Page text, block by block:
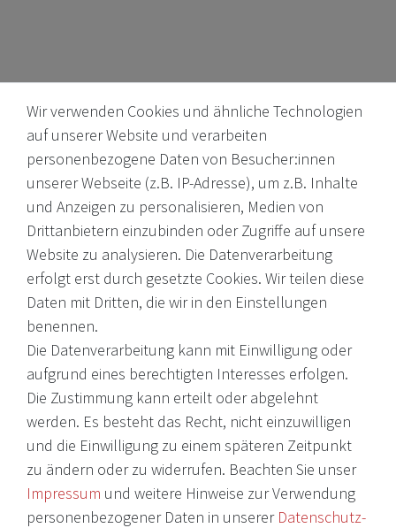
Internationale Weine, Brände, Feinkost & mehr. Entdecken Sie
unser Sortiment online oder in unserem Ladengeschäft. Wenn
Sie Fragen haben, wenden Sie sich an uns.
EMail: shop@victoria-weine.com
Telefon: +49 (0)7931 56 34 11
© 2026 Copyright Victoria Weine
Impressum
Daten­schutz­erklärung
AGB
Barrierefreiheitserklärung
Wir verwenden Cookies und ähnliche Technologien
auf unserer Website und verarbeiten
personenbezogene Daten von Besucher:innen
unserer Webseite (z.B. IP-Adresse), um z.B. Inhalte
und Anzeigen zu personalisieren, Medien von
Drittanbietern einzubinden oder Zugriffe auf unsere
Website zu analysieren. Die Datenverarbeitung
erfolgt erst durch gesetzte Cookies. Wir teilen diese
Daten mit Dritten, die wir in den Einstellungen
benennen.
Die Datenverarbeitung kann mit Einwilligung oder
aufgrund eines berechtigten Interesses erfolgen.
Die Zustimmung kann erteilt oder abgelehnt
werden. Es besteht das Recht, nicht einzuwilligen
und die Einwilligung zu einem späteren Zeitpunkt
zu ändern oder zu widerrufen. Beachten Sie unser
Impressum und weitere Hinweise zur Verwendung
personenbezogener Daten in unserer Daten­schutz­